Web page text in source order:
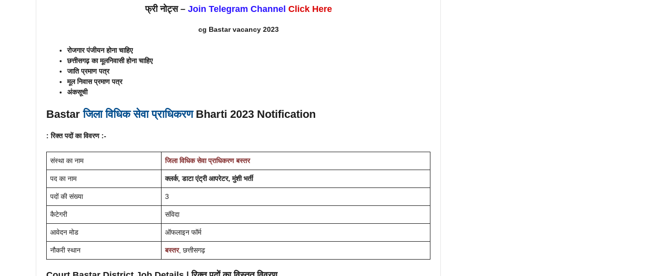
फ्री नोट्स – Join Telegram Channel Click Here
cg Bastar vacancy 2023
रोजगार पंजीयन होना चाहिए
छत्तीसगढ़ का मूलनिवासी होना चाहिए
जाति प्रमाण पत्र
मूल निवास प्रमाण पत्र
अंकसूची
Bastar जिला विधिक सेवा प्राधिकरण Bharti 2023 Notification
: रिक्त पदों का विवरण :-
संस्था का नाम जिला विधिक सेवा प्राधिकरण बस्तर
पद का नाम क्लर्क, डाटा एंट्री आपरेटर, मुंशी भर्ती
पदों की संख्या 3
कैटेगरी संविदा
आवेदन मोड ऑफलाइन फॉर्म
नौकरी स्थान बस्तर, छत्तीसगढ़